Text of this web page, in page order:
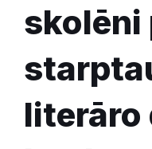
skolēni
literāro